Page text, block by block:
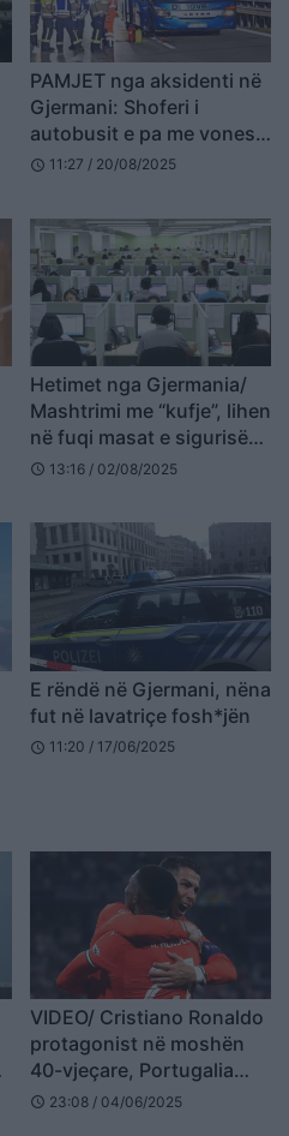
PAMJET nga aksidenti në
Gjermani: Shoferi i
autobusit e pa me vonesë
kamionin, 30 kosovarë u
schedule 11:27 / 20/08/2025
Hetimet nga Gjermania/
Mashtrimi me “kufje”, lihen
në fuqi masat e sigurisë
për 7 të arrestuarit e “call
schedule 13:16 / 02/08/2025
E rëndë në Gjermani, nëna
fut në lavatriçe fosh*jën
schedule 11:20 / 17/06/2025
VIDEO/ Cristiano Ronaldo
protagonist në moshën
40-vjeçare, Portugalia
përmbys Gjermaninë dhe
schedule 23:08 / 04/06/2025